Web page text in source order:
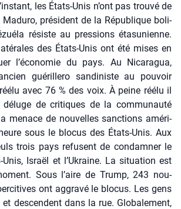
les États-Unis n’ont pas trou­vé de
Madu­ro, pré­sident de la Répu­blique boli­
résiste au pres­sions éta­su­nienne.
des États-Unis ont été mises en
l’économie du pays. Au Nica­ra­gua,
gué­rille­ro san­di­niste au pou­voir
avec 76 % des voix. À peine réélu il
de cri­tiques de la com­mu­nau­té
menace de nou­velles sanc­tions amé­ri­
sous le blo­cus des États-Unis. Aux
trois pays refusent de condam­ner le
Israël et l’Ukraine. La situa­tion est
Sous l’aire de Trump, 243 nou­
ont aggra­vé le blo­cus. Les gens
et des­cendent dans la rue. Glo­ba­le­ment,